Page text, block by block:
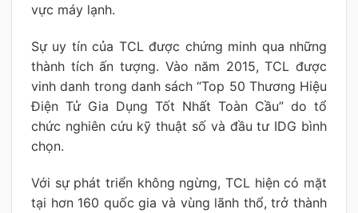
vực máy lạnh.
Sự uy tín của TCL được chứng minh qua những
thành tích ấn tượng. Vào năm 2015, TCL được
vinh danh trong danh sách “Top 50 Thương Hiệu
Điện Tử Gia Dụng Tốt Nhất Toàn Cầu” do tổ
chức nghiên cứu kỹ thuật số và đầu tư IDG bình
chọn.
Với sự phát triển không ngừng, TCL hiện có mặt
tại hơn 160 quốc gia và vùng lãnh thổ, trở thành